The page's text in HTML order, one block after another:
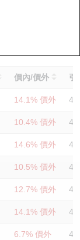
價內/價外 引
14.1% 價外
10.4% 價外
14.6% 價外
10.5% 價外
12.7% 價外
14.1% 價外
6.7% 價外